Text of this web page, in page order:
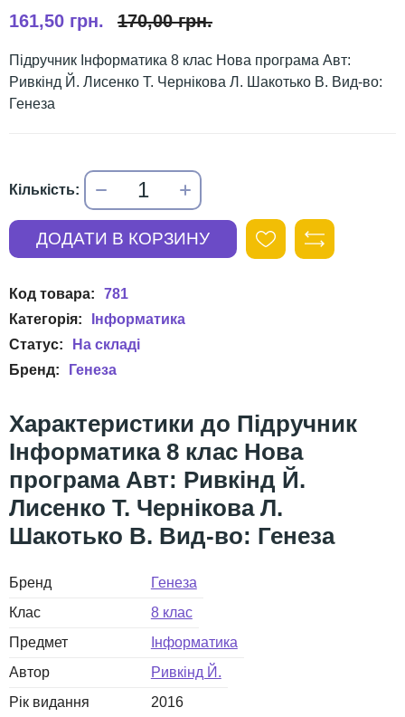
161,50 грн. 170,00 грн.
Підручник Інформатика 8 клас Нова програма Авт:
Ривкінд Й. Лисенко Т. Чернікова Л. Шакотько В. Вид-во:
Генеза
781
Інформатика
Генеза
Підручник
Інформатика 8 клас Нова
програма Авт: Ривкінд Й.
Лисенко Т. Чернікова Л.
Шакотько В. Вид-во: Генеза
Бренд
Генеза
Клас
8 клас
Предмет
Інформатика
Автор
Ривкінд Й.
Рік видання
2016